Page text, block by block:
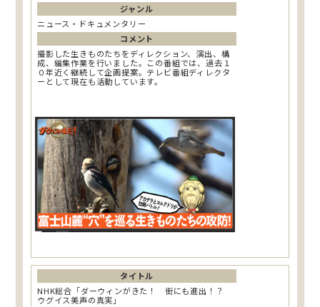
ジャンル
ニュース・ドキュメンタリー
コメント
撮影した生きものたちをディレクション、演出、構
成、編集作業を行いました。この番組では、過去１
０年近く継続して企画提案。テレビ番組ディレクタ
ーとして現在も活動しています。
タイトル
NHK総合「ダーウィンがきた！ 街にも進出！？
ウグイス美声の真実」